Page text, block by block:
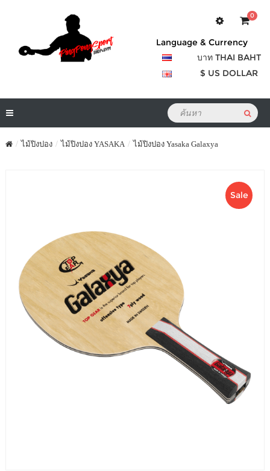
0
Language & Currency
บาท THAI BAHT
$ US DOLLAR
ไม้ปิงปอง ไม้ปิงปอง YASAKA ไม้ปิงปอง Yasaka Galaxya
Sale